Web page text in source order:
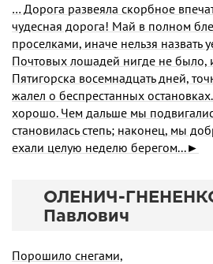
… Дорога развеяла скорбное
чудесная дорога! Май в полном
проселками, иначе нельзя назвать
Почтовых лошадей нигде не было,
Пятигорска восемнадцать дней,
жалел о беспрестанных
хорошо. Чем дальше мы
становилась степь; наконец, мы
ехали целую неделю берегом...►
ОЛЕНИЧ-
Павлович
Порошило снегами,